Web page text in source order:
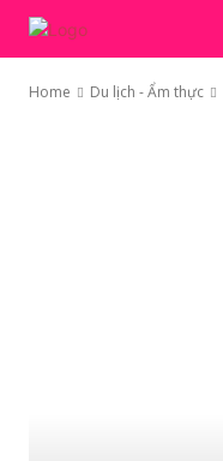
Home Du lịch - Ẩm thực